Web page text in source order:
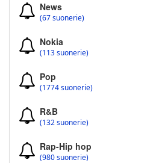
News
(67 suonerie)
Nokia
(113 suonerie)
Pop
(1774 suonerie)
R&B
(132 suonerie)
Rap-Hip hop
(980 suonerie)